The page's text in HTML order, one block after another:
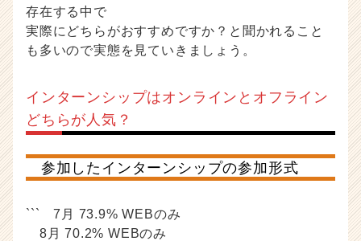
存在する中で
実際にどちらがおすすめですか？と聞かれること
も多いので実態を見ていきましょう。
インターンシップはオンラインとオフライン
どちらが人気？
参加したインターンシップの参加形式
``` 7月 73.9% WEBのみ
8月 70.2% WEBのみ